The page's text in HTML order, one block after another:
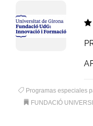
Programas especiales
FUNDACIÓ